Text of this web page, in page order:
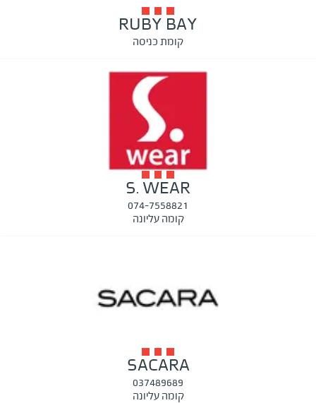
RUBY BAY
קומת כניסה
S. WEAR
074-7558821
קומה עליונה
SACARA
037489689
קומה עליונה